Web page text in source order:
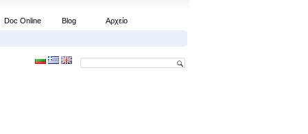
Doc Online Blog Αρχείο